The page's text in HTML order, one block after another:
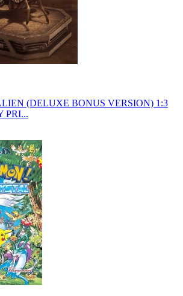
(DELUXE BONUS VERSION) 1:3
PRI...